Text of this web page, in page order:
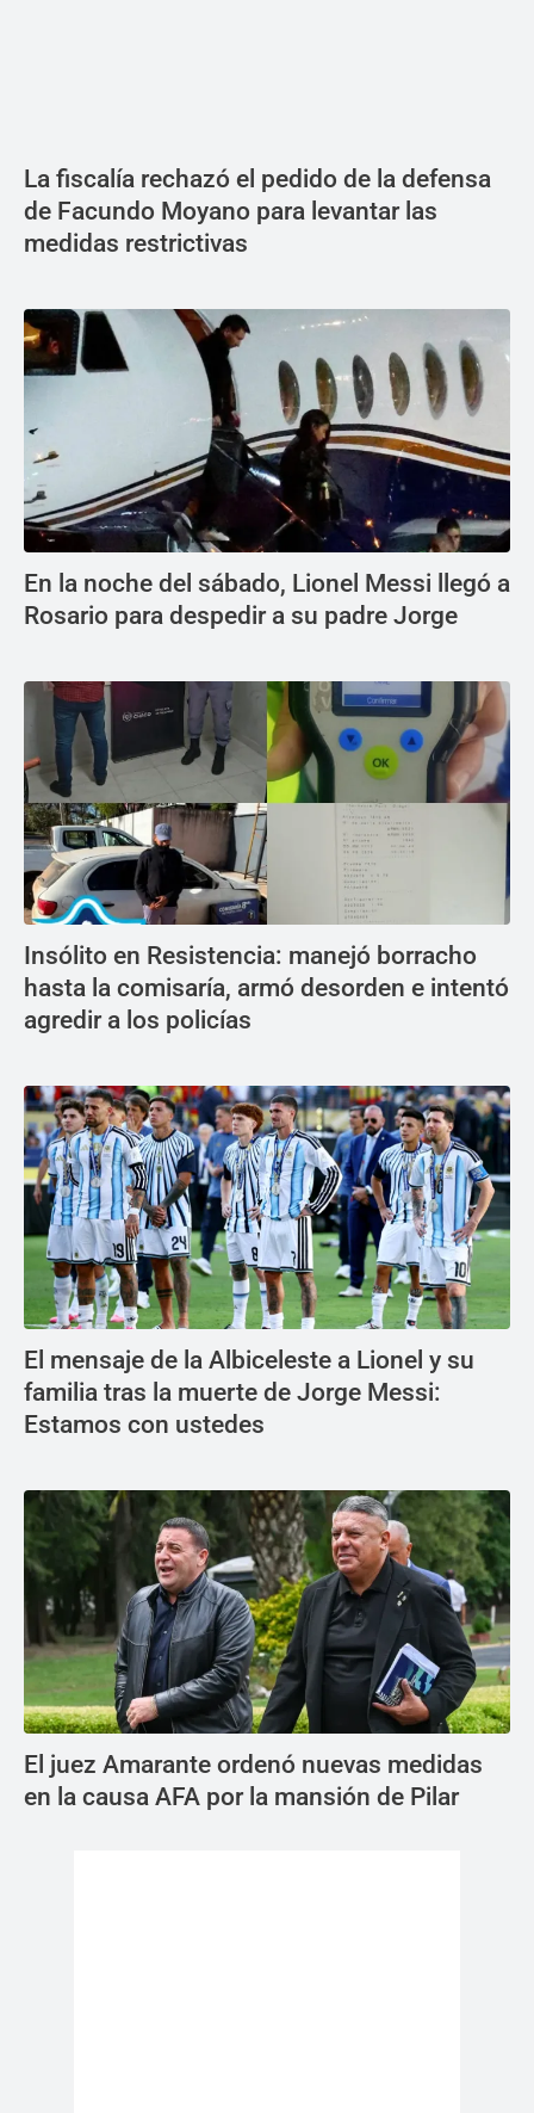
La fiscalía rechazó el pedido de la defensa
de Facundo Moyano para levantar las
medidas restrictivas
En la noche del sábado, Lionel Messi llegó a
Rosario para despedir a su padre Jorge
Insólito en Resistencia: manejó borracho
hasta la comisaría, armó desorden e intentó
agredir a los policías
El mensaje de la Albiceleste a Lionel y su
familia tras la muerte de Jorge Messi:
Estamos con ustedes
El juez Amarante ordenó nuevas medidas
en la causa AFA por la mansión de Pilar